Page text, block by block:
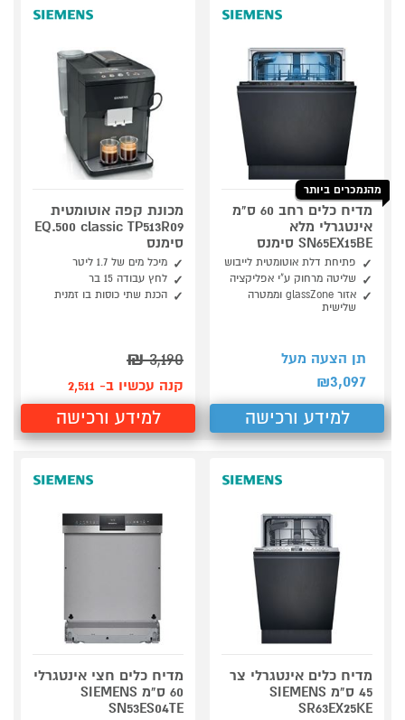
מהנמכרים ביותר
מדיח כלים רחב 60 ס"מ
אינטגרלי מלא
SN65EX15BE סימנס
פתיחת דלת אוטומטית לייבוש
שליטה מרחוק ע"י אפליקציה
אזור glassZone וממטרה
שלישית
תן הצעה מעל
₪3,097
למידע ורכישה
מכונת קפה אוטומטית
EQ.500 classic TP513R09
סימנס
מיכל מים של 1.7 ליטר
לחץ עבודה 15 בר
הכנת שתי כוסות בו זמנית
3,190
₪
קנה עכשיו ב- 2,511
למידע ורכישה
מדיח כלים אינטגרלי צר
45 ס"מ SIEMENS
SR63EX25KE
מדיח כלים חצי אינטגרלי
60 ס"מ SIEMENS
SN53ES04TE